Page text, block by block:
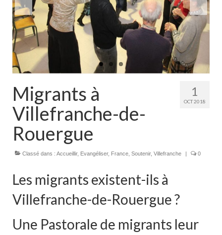
La Maison-Mère
Actualités
Tutelle
1
OCT 2018
Migrants à
Villefranche-de-
Rouergue
Classé dans : Accueillir, Evangéliser, France Soutenir, Villefranche | 0
Les migrants existent-ils à
Villefranche-de-Rouergue ?
Une Pastorale de migrants leur